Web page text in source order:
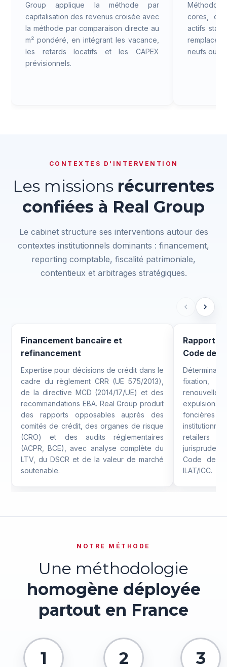
Group applique la méthode par
capitalisation des revenus croisée avec
la méthode par comparaison directe au
m² pondéré, en intégrant les vacance,
les retards locatifs et les CAPEX
prévisionnels.
cores,
actifs
neufs ou
CONTEXTES D'INTERVENTION
Les missions récurrentes
confiées à Real Group
Le cabinet structure ses interventions autour des
contextes institutionnels dominants : financement,
reporting comptable, fiscalité patrimoniale,
contentieux et arbitrages stratégiques.
Financement bancaire et
refinancement
Expertise pour décisions de crédit dans le
cadre du règlement CRR (UE 575/2013),
de la directive MCD (2014/17/UE) et des
recommandations EBA. Real Group produit
des rapports opposables auprès des
comités de crédit, des organes de risque
(CRO) et des audits réglementaires
(ACPR, BCE), avec analyse complète du
LTV, du DSCR et de la valeur de marché
soutenable.
Rapport
Code de
expulsion.
foncières
retailers
Code de
ILAT/ICC.
NOTRE MÉTHODE
Une méthodologie
homogène déployée
partout en France
1 2 3